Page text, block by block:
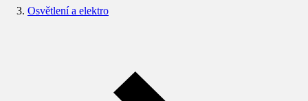
Osvětlení a elektro